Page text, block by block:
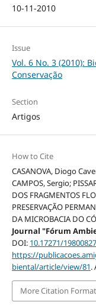
10-11-2010
Issue
Vol. 6 No. 3 (2010):
Conservação
Section
Artigos
How to Cite
CASANOVA, Diogo
CAMPOS, Sergio;
DOS FRAGMENTOS
PRESERVAÇÃO
DA MICROBACIA DO
Journal "Fórum
DOI: 10.17271/
https://
biental/article/view/81.
More Citation